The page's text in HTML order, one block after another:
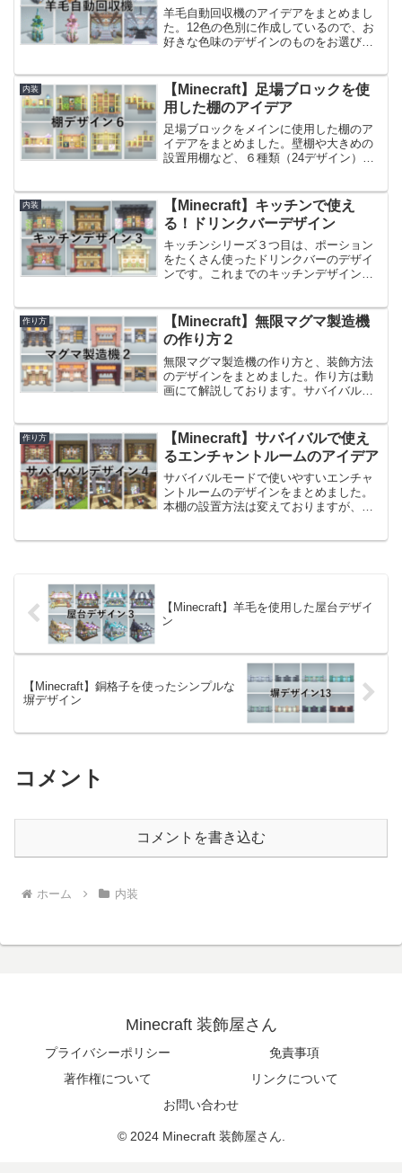
羊毛自動回収機のアイデアをまとめまし
た。12色の色別に作成しているので、お
好きな色味のデザインのものをお選びく
で、用途に合わせて使いやすいデザイン
を選ぶことができます。Y...
内装
【Minecraft】足場ブロックを使
用した棚のアイデア
足場ブロックをメインに使用した棚のア
イデアをまとめました。壁棚や大きめの
設置用棚など、６種類（24デザイン）で
バルでも量産しやすいブロックなので、
サバイバル・クリエイテ...
内装
【Minecraft】キッチンで使え
る！ドリンクバーデザイン
キッチンシリーズ３つ目は、ポーション
をたくさん使ったドリンクバーのデザイ
ンです。これまでのキッチンデザインと
す。ドリンクバー単体としても使える見
た目にしてみたので、参考に...
作り方
【Minecraft】無限マグマ製造機
の作り方２
無限マグマ製造機の作り方と、装飾方法
のデザインをまとめました。作り方は動
画にて解説しております。サバイバルモ
マがむき出しだと周りの建築の雰囲気を
壊しそうなので、装飾アイデ...
作り方
【Minecraft】サバイバルで使え
るエンチャントルームのアイデア
サバイバルモードで使いやすいエンチャ
ントルームのデザインをまとめました。
本棚の設置方法は変えておりますが、全
【Minecraft】羊毛を使用した屋台デザイ
ン
【Minecraft】銅格子を使ったシンプルな
塀デザイン
コメント
コメントを書き込む
ホーム 内装
Minecraft 装飾屋さん
プライバシーポリシー
免責事項
著作権について
リンクについて
お問い合わせ
© 2024 Minecraft 装飾屋さん.